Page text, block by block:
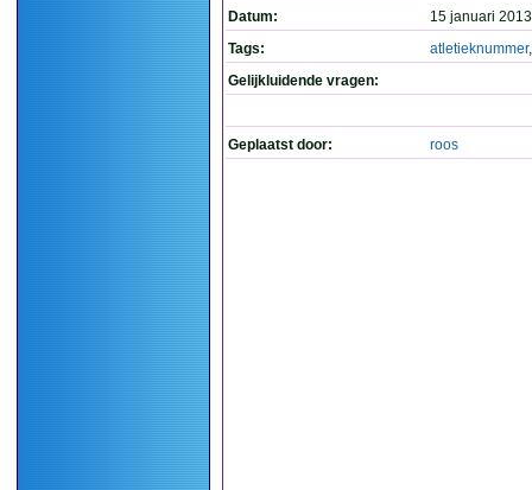
Datum:
15 januari
Tags:
atletieknummer
Gelijkluidende vragen:
Geplaatst door: roos